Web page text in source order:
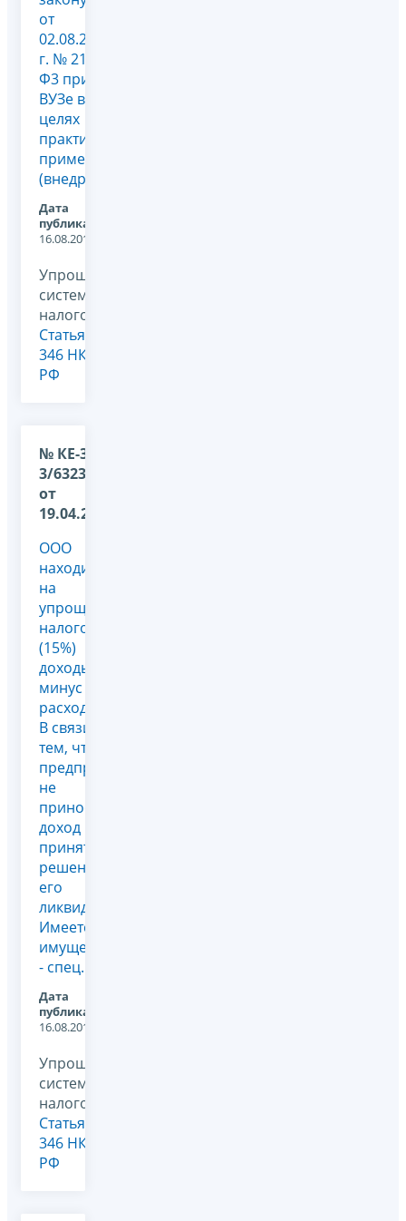
от
02.08.2010
г. № 217-
Ф3 при
ВУЗе в
целях
практического
применения
(внедрения)...
Дата
публикации:
16.08.2011
Упрощенная
система
налогообложения,
Статья
346 НК
РФ
№ КЕ-3-
3/6323@
от
19.04.2011
ООО
находится
на
упрощенном
налогообложении
(15%)
доходы
минус
расходы.
В связи с
тем, что
предприятие
не
приносит
доход
принято
решение
его
ликвидировать.
Имеется
имущество
- спец...
Дата
публикации:
16.08.2011
Упрощенная
система
налогообложения,
Статья
346 НК
РФ